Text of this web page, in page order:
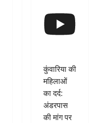
कुंवारिया की
महिलाओं
का दर्द:
अंडरपास
की मांग पर